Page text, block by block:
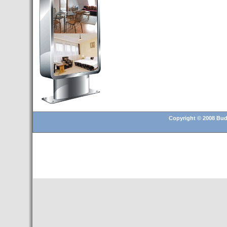
Budapest’.
- Hoteles en BUDAPEST:
Resultados octubre de 2016,
subida del 15% ocupación y
del 25,6% en el RevPar
- Nuevo Hotel en Budapest
bajo la marca Exe Hotusa
- Transfer Aeropuerto de
BUDAPEST
Copyright © 2008